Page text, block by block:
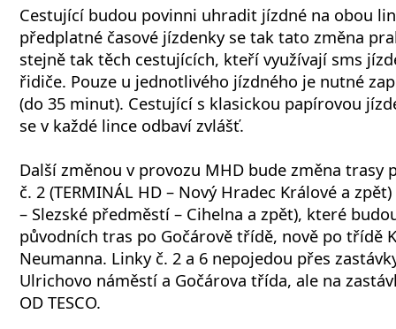
Cestující budou povinni uhradit jízdné na obou
předplatné časové jízdenky se tak tato změna
stejně tak těch cestujících, kteří využívají sms
řidiče. Pouze u jednotlivého jízdného je nutné
(do 35 minut). Cestující s klasickou papírovou
se v každé lince odbaví zvlášť.
Další změnou v provozu MHD bude změna trasy
č. 2 (TERMINÁL HD – Nový Hradec Králové a
– Slezské předměstí – Cihelna a zpět), které
původních tras po Gočárově třídě, nově po třídě
Neumanna. Linky č. 2 a 6 nepojedou přes
Ulrichovo náměstí a Gočárova třída, ale na
OD TESCO.